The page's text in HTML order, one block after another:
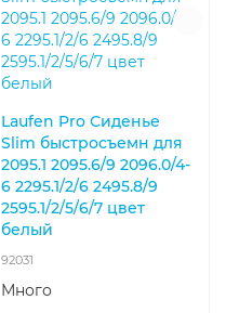
Laufen Pro Сиденье
Slim быстросъемн для
2095.1 2095.6/9 2096.0/4-
6 2295.1/2/6 2495.8/9
2595.1/2/5/6/7 цвет
белый
92031
Много